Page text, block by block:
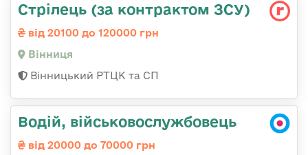
Стрілець (за контрактом ЗСУ)
від 20100 до 120000 грн
Вінниця
Вінницький РТЦК та СП
Водій, військовослужбовець
від 20000 до 70000 грн